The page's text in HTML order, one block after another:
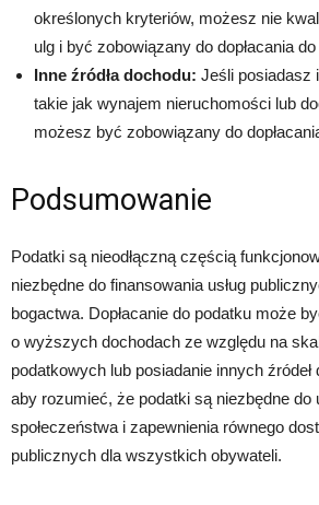
określonych kryteriów, możesz nie
ulg i być zobowiązany do dopłacania
Inne źródła dochodu: Jeśli posiadasz
takie jak wynajem nieruchomości lub
możesz być zobowiązany do
Podsumowanie
Podatki są nieodłączną częścią
niezbędne do finansowania usług
bogactwa. Dopłacanie do podatku może
o wyższych dochodach ze względu na
podatkowych lub posiadanie innych źródeł
aby rozumieć, że podatki są niezbędne do
społeczeństwa i zapewnienia równego
publicznych dla wszystkich obywateli.